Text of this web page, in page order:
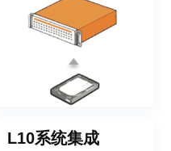
L10系统集成